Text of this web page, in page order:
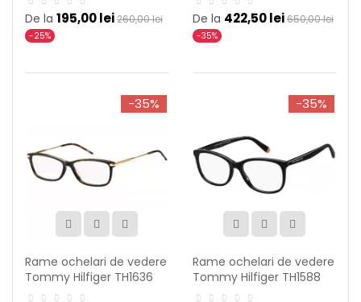
De la 195,00 lei260,00 lei
-25%
De la 422,50 lei650,00 lei
-35%
-35%
Rame ochelari de vedere
Tommy Hilfiger TH1636
086
-35%
Rame ochelari de vedere
Tommy Hilfiger TH1588
807